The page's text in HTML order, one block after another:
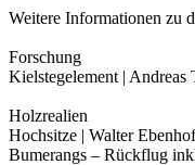
Weitere Informationen zu
Forschung
Kielstegelement | Andreas
Holzrealien
Hochsitze | Walter
Bumerangs – Rückflug